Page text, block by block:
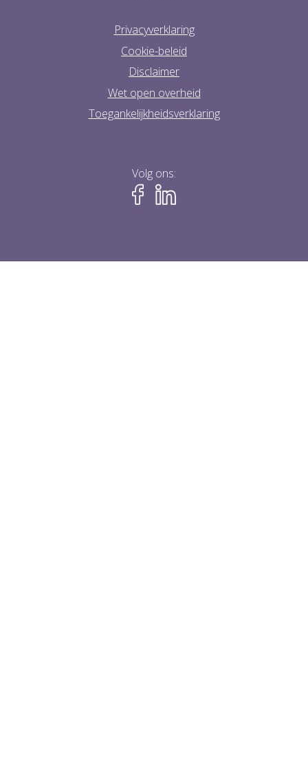
Privacyverklaring
Cookie-beleid
Disclaimer
Wet open overheid
Toegankelijkheidsverklaring
Volg ons: